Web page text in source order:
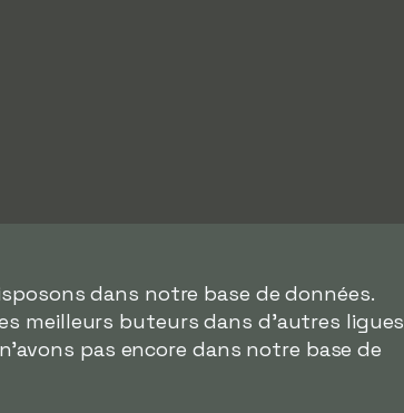
dans notre base de données.
meilleurs buteurs dans d'autres ligues
pas encore dans notre base de